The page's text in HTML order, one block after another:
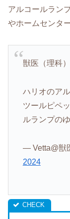
アルコールラン
やホームセンタ
獣医（理科）
ハリオのア
ツールピペ
ルランプの
— Vetta@獣
2024